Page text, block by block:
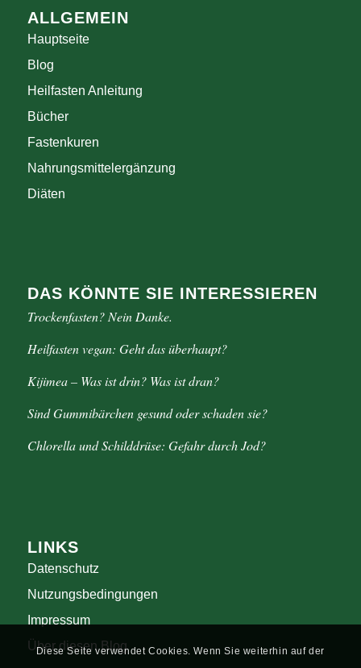
ALLGEMEIN
Hauptseite
Blog
Heilfasten Anleitung
Bücher
Fastenkuren
Nahrungsmittelergänzung
Diäten
DAS KÖNNTE SIE INTERESSIEREN
Trockenfasten? Nein Danke.
Heilfasten vegan: Geht das überhaupt?
Kijimea – Was ist drin? Was ist dran?
Sind Gummibärchen gesund oder schaden sie?
Chlorella und Schilddrüse: Gefahr durch Jod?
LINKS
Datenschutz
Nutzungsbedingungen
Impressum
Über diesen Blog
Diese Seite verwendet Cookies. Wenn Sie weiterhin auf der